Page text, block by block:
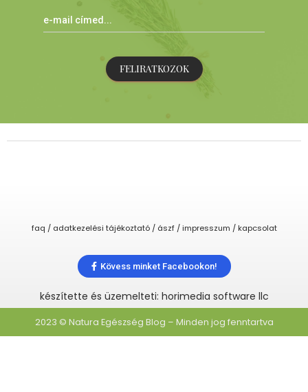
FELIRATKOZOK
faq / adatkezelési tájékoztató / ászf / impresszum / kapcsolat
Kövess minket Facebookon!
készítette és üzemelteti: horimedia software llc
2023 © Natura Egészség Blog – Minden jog fenntartva